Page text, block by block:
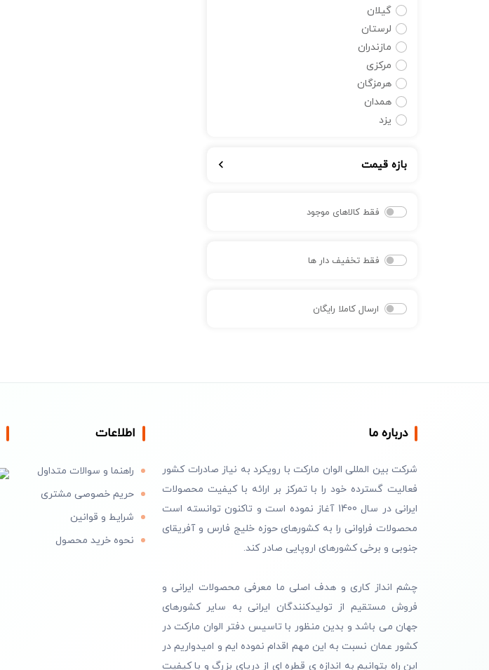
گیلان
لرستان
مازندران
مرکزی
هرمزگان
همدان
یزد
بازه قیمت
فقط کالاهای موجود
فقط تخفیف دار ها
ارسال کاملا رایگان
درباره ما
شرکت بین المللی الوان مارکت با رویکرد به نیاز صادرات کشور
فعالیت گسترده خود را با تمرکز بر ارائه با کیفیت محصولات
ایرانی در سال 1400 آغاز نموده است و تاکنون توانسته است
محصولات فراوانی را به کشورهای حوزه خلیج فارس و آفریقای
جنوبی و برخی کشورهای اروپایی صادر کند.
چشم انداز کاری و هدف اصلی ما معرفی محصولات ایرانی و
فروش مستقیم از تولیدکنندگان ایرانی به سایر کشورهای
جهان می باشد و بدین منظور با تاسیس دفتر الوان مارکت در
کشور عمان نسبت به این مهم اقدام نموده ایم و امیدواریم در
این راه بتوانیم به اندازه ی قطره ای از دریای بزرگ و با کیفیت
اطلاعات
راهنما و سوالات متداول
حریم خصوصی مشتری
شرایط و قوانین
نحوه خرید محصول